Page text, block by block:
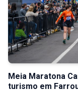
Meia Maratona
turismo em